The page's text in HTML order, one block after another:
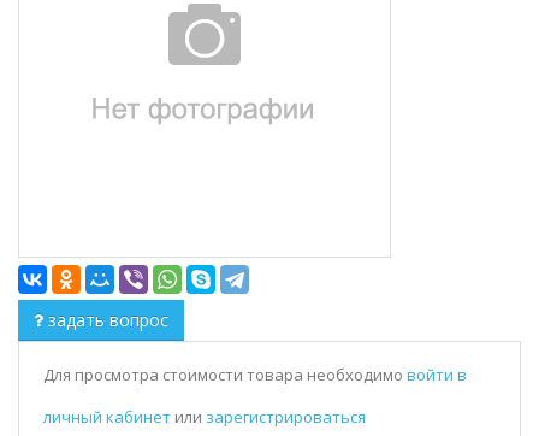
задать вопрос
Для просмотра стоимости товара необходимо войти в
личный кабинет или зарегистрироваться